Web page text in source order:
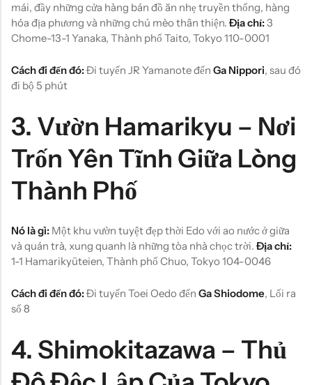
mái, đầy những cửa hàng bán đồ ăn nhẹ truyền thống, hàng
hóa địa phương và những chú mèo thân thiện. Địa chỉ:3
Chome-13-1 Yanaka, Thành phố Taito, Tokyo 110-0001
Cách đi đến đó:Đi tuyến JR Yamanote đến Ga Nippori, sau đó
đi bộ 5 phút
3. Vườn Hamarikyu – Nơi
Trốn Yên Tĩnh Giữa Lòng
Thành Phố
Nó là gì: Một khu vườn tuyệt đẹp thời Edo với ao nước ở giữa
và quán trà, xung quanh là những tòa nhà chọc trời. Địa chỉ:
1-1 Hamarikyūteien, Thành phố Chuo, Tokyo 104-0046
Cách đi đến đó:Đi tuyến Toei Oedo đến Ga Shiodome, Lối ra
số 8
4. Shimokitazawa – Thủ